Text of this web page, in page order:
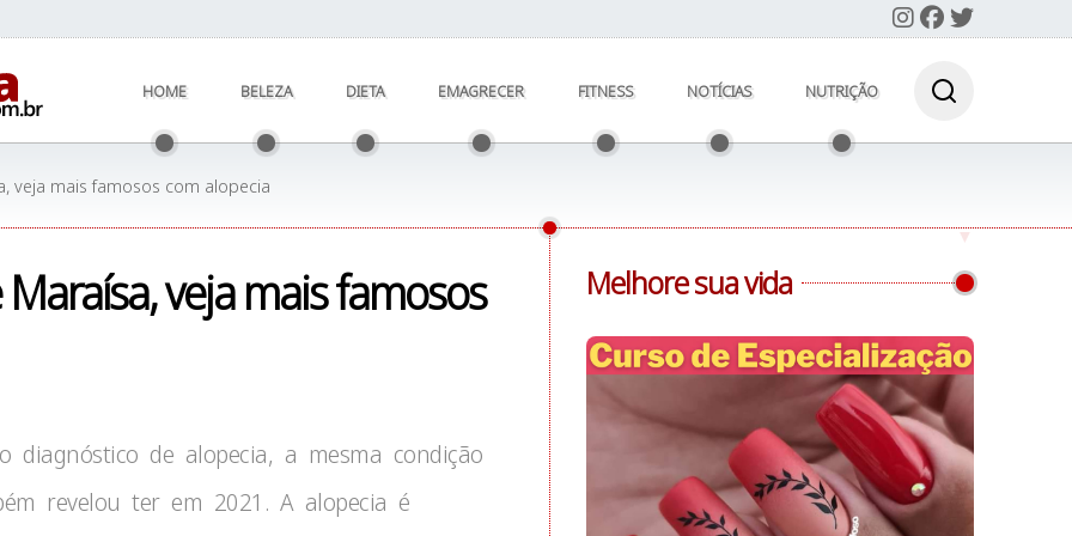
HOME BELEZA DIETA EMAGRECER FITNESS NOTÍCIAS NUTRIÇÃO
veja mais famosos com alopecia
veja mais famosos
de alopecia, a mesma condição
revelou ter em 2021. A alopecia é
Melhore sua vida